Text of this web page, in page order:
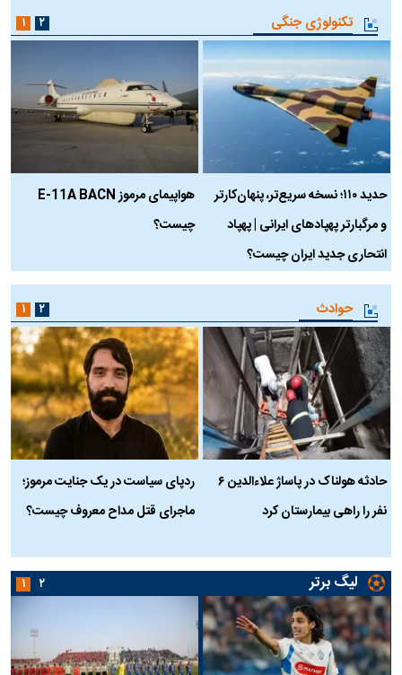
تکنولوژی جنگی
حدید ۱۱۰؛ نسخه سریع‌تر، پنهان‌کارتر
و مرگبارتر پهپادهای ایرانی | پهپاد
انتحاری جدید ایران چیست؟
هواپیمای مرموز E-11A BACN
چیست؟
۱ ۲
حوادث
حادثه هولناک در پاساژ علاءالدین ۶
نفر را راهی بیمارستان کرد
ردپای سیاست در یک جنایت مرموز؛
ماجرای قتل مداح معروف چیست؟
۱ ۲
لیگ برتر ۱ ۲